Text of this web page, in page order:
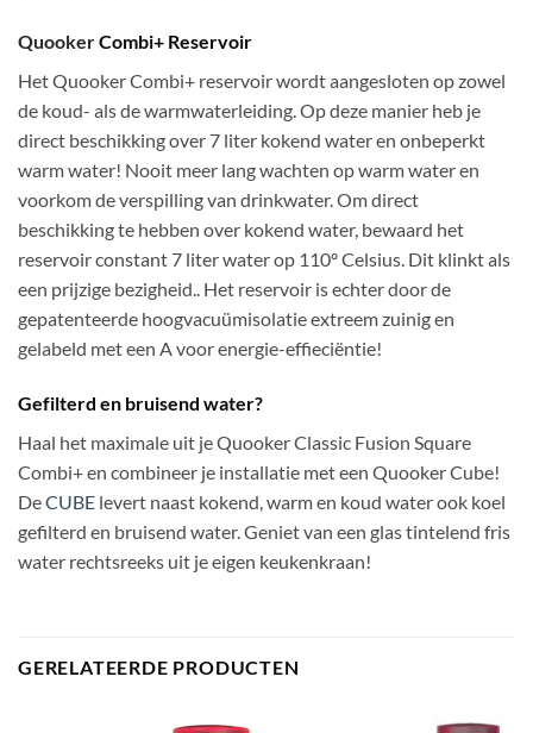
QuookerCombi+ Reservoir
Het Quooker Combi+ reservoir wordt aangesloten op zowel
de koud- als de warmwaterleiding. Op deze manier heb je
direct beschikking over 7 liter kokend water en onbeperkt
warm water! Nooit meer lang wachten op warm water en
voorkom de verspilling van drinkwater. Om direct
beschikking te hebben over kokend water, bewaard het
reservoir constant 7 liter water op 110º Celsius. Dit klinkt als
een prijzige bezigheid.. Het reservoir is echter door de
gepatenteerde hoogvacuümisolatie extreem zuinig en
gelabeld met een A voor energie-effieciëntie!
Gefilterd en bruisend water?
Haal het maximale uit je Quooker Classic Fusion Square
Combi+ en combineer je installatie met een Quooker Cube!
DeCUBE levert naast kokend, warm en koud water ook koel
gefilterd en bruisend water. Geniet van een glas tintelend fris
water rechtsreeks uit je eigen keukenkraan!
GERELATEERDE PRODUCTEN